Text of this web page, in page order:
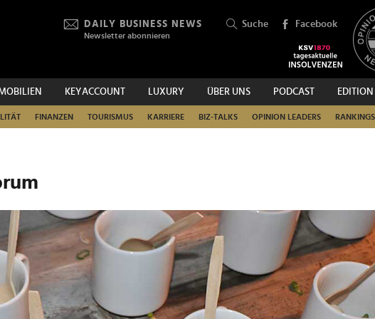
DAILY BUSINESS NEWS
Newsletter abonnieren
Suche Facebook
KEYACCOUNT LUXURY ÜBER UNS PODCAST EDITION
FINANZEN TOURISMUS KARRIERE BIZ-TALKS OPINION LEADERS RANKINGS
SUCHEN